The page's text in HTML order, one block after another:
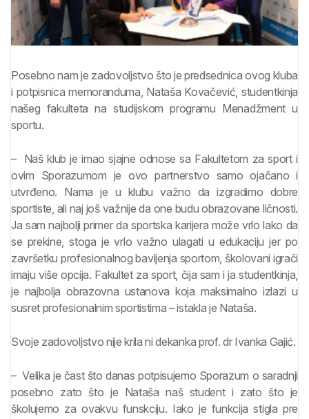
Posebno nam je zadovoljstvo što je predsednica ovog kluba
i potpisnica memoranduma, Nataša Kovačević, studentkinja
našeg fakulteta na studijskom programu Menadžment u
sportu.
– Naš klub je imao sjajne odnose sa Fakultetom za sport i
ovim Sporazumom je ovo partnerstvo samo ojačano i
utvrđeno. Nama je u klubu važno da izgradimo dobre
sportiste, ali naj još važnije da one budu obrazovane ličnosti.
Ja sam najbolji primer da sportska karijera može vrlo lako da
se prekine, stoga je vrlo važno ulagati u edukaciju jer po
završetku profesionalnog bavljenja sportom, školovani igrači
imaju više opcija. Fakultet za sport, čija sam i ja studentkinja,
je najbolja obrazovna ustanova koja maksimalno izlazi u
susret profesionalnim sportistima – istakla je Nataša.
Svoje zadovoljstvo nije krila ni dekanka prof. dr Ivanka Gajić.
– Velika je čast što danas potpisujemo Sporazum o saradnji
posebno zato što je Nataša naš student i zato što je
školujemo za ovakvu funskciju. Iako je funkcija stigla pre